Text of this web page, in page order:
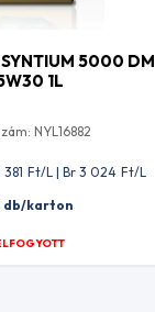
5000 DM
1L
NYL16882
Ft/L | Br 3 024 Ft/L
db/karton